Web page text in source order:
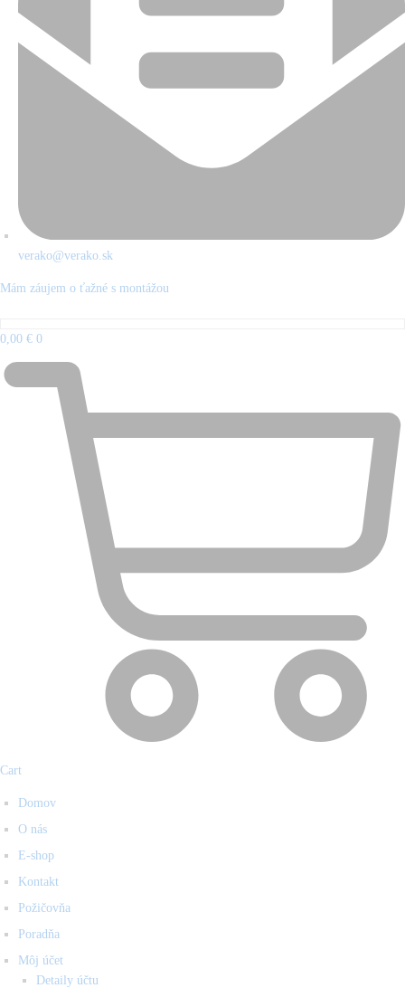
verako@verako.sk
Mám záujem o ťažné s montážou
0,00 € 0
Cart
Domov
O nás
E-shop
Kontakt
Požičovňa
Poradňa
Môj účet
Detaily účtu